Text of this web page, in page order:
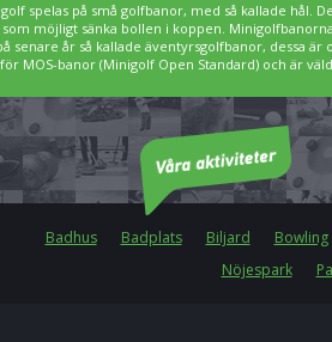
spelas på små golfbanor, med så kallade hål.
som möjligt sänka bollen i koppen.
senare år så kallade äventyrsgolfbanor, dessa
MOS-banor (Minigolf Open Standard) och är
Badhus Badplats Biljard Bowling
Nöjespark